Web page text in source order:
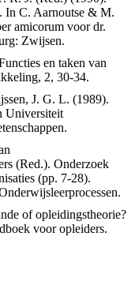
In C. Aarnoutse & M.
amicorum voor dr.
Zwijsen.
en taken van
2, 30-34.
J. G. L. (1989).
Universiteit
(Red.). Onderzoek
(pp. 7-28).
of opleidingstheorie?
voor opleiders.